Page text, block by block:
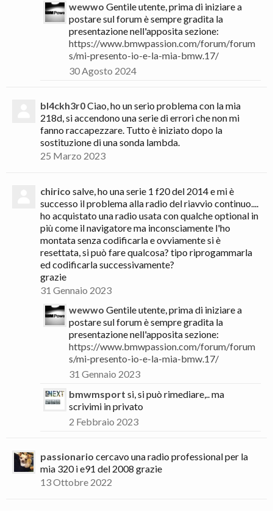
wewwo Gentile utente, prima di iniziare a
postare sul forum è sempre gradita la
presentazione nell'apposita sezione:
https://www.bmwpassion.com/forum/forum
s/mi-presento-io-e-la-mia-bmw.17/
30 Agosto 2024
bl4ckh3r0Ciao, ho un serio problema con la mia
218d, si accendono una serie di errori che non mi
fanno raccapezzare. Tutto è iniziato dopo la
sostituzione di una sonda lambda.
25 Marzo 2023
chirico salve, ho una serie 1 f20 del 2014 e mi è
successo il problema alla radio del riavvio continuo....
ho acquistato una radio usata con qualche optional in
più come il navigatore ma inconsciamente l'ho
montata senza codificarla e ovviamente si è
resettata, si può fare qualcosa? tipo riprogammarla
ed codificarla successivamente?
grazie
31 Gennaio 2023
wewwo Gentile utente, prima di iniziare a
postare sul forum è sempre gradita la
presentazione nell'apposita sezione:
https://www.bmwpassion.com/forum/forum
s/mi-presento-io-e-la-mia-bmw.17/
31 Gennaio 2023
bmwmsport si, si può rimediare,.. ma
scrivimi in privato
2 Febbraio 2023
passionario cercavo una radio professional per la
mia 320 i e91 del 2008 grazie
13 Ottobre 2022